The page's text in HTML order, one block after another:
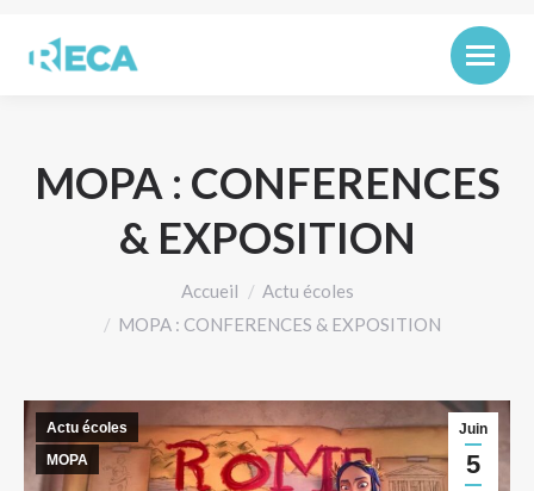
MOPA : CONFERENCES
& EXPOSITION
Accueil
Actu écoles
MOPA : CONFERENCES & EXPOSITION
Juin
5
Actu écoles
MOPA